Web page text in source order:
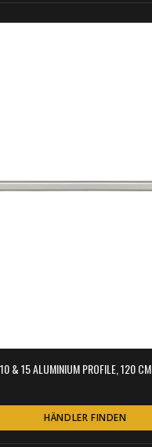
& 15 ALUMINIUM PROFILE, 120 CM
HÄNDLER FINDEN